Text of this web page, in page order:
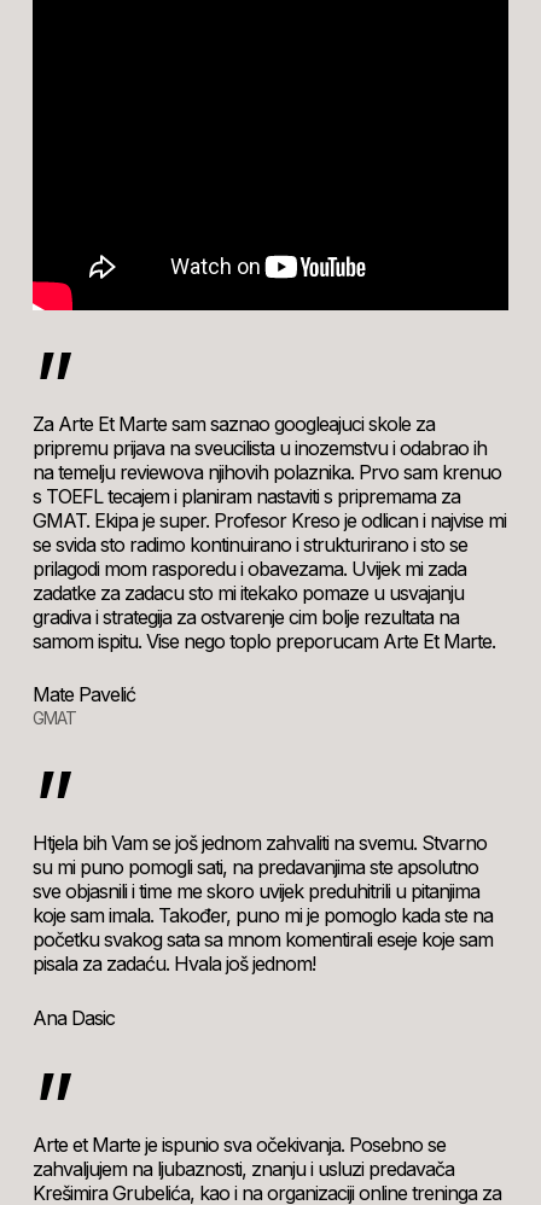
”
Za Arte Et Marte sam saznao googleajuci skole za
pripremu prijava na sveucilista u inozemstvu i odabrao ih
na temelju reviewova njihovih polaznika. Prvo sam krenuo
s TOEFL tecajem i planiram nastaviti s pripremama za
GMAT. Ekipa je super. Profesor Kreso je odlican i najvise mi
se svida sto radimo kontinuirano i strukturirano i sto se
prilagodi mom rasporedu i obavezama. Uvijek mi zada
zadatke za zadacu sto mi itekako pomaze u usvajanju
gradiva i strategija za ostvarenje cim bolje rezultata na
samom ispitu. Vise nego toplo preporucam Arte Et Marte.
Mate Pavelić
GMAT
”
Htjela bih Vam se još jednom zahvaliti na svemu. Stvarno
su mi puno pomogli sati, na predavanjima ste apsolutno
sve objasnili i time me skoro uvijek preduhitrili u pitanjima
koje sam imala. Također, puno mi je pomoglo kada ste na
početku svakog sata sa mnom komentirali eseje koje sam
pisala za zadaću. Hvala još jednom!
Ana Dasic
”
Arte et Marte je ispunio sva očekivanja. Posebno se
zahvaljujem na ljubaznosti, znanju i usluzi predavača
Krešimira Grubelića, kao i na organizaciji online treninga za